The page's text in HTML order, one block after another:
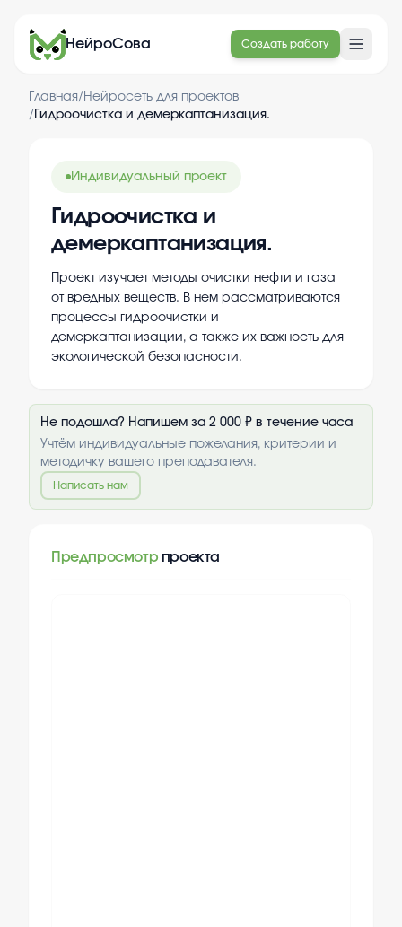
НейроСова Создать работу
Главная/ Нейросеть для проектов
/ Гидроочистка и демеркаптанизация.
Индивидуальный проект
Гидроочистка и
демеркаптанизация.
Проект изучает методы очистки нефти и газа
от вредных веществ. В нем рассматриваются
процессы гидроочистки и
демеркаптанизации, а также их важность для
экологической безопасности.
Не подошла? Напишем за 2 000 ₽ в течение часа
Учтём индивидуальные пожелания, критерии и
методичку вашего преподавателя.
Написать нам
Предпросмотр проекта